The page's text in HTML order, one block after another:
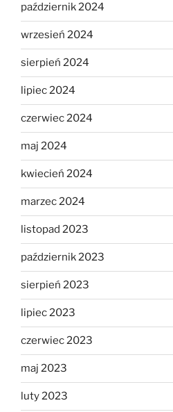
październik 2024
wrzesień 2024
sierpień 2024
lipiec 2024
czerwiec 2024
maj 2024
kwiecień 2024
marzec 2024
listopad 2023
październik 2023
sierpień 2023
lipiec 2023
czerwiec 2023
maj 2023
luty 2023